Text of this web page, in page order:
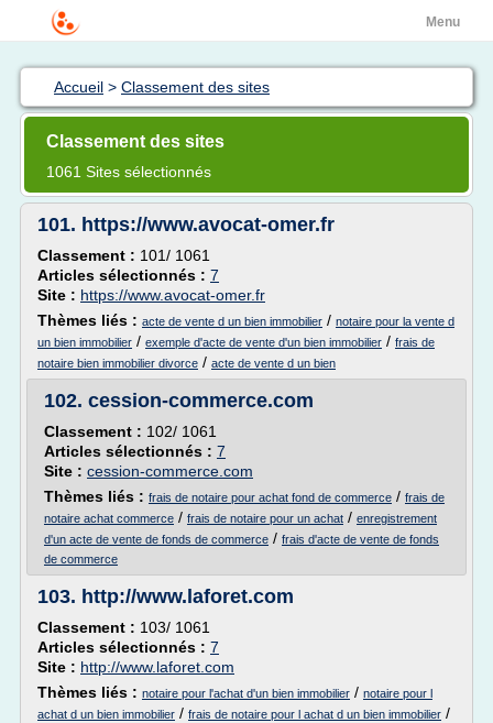
Menu
Accueil > Classement des sites
Classement des sites
1061 Sites sélectionnés
101. https://www.avocat-omer.fr
Classement : 101/ 1061
Articles sélectionnés : 7
Site : https://www.avocat-omer.fr
Thèmes liés : acte de vente d un bien immobilier / notaire pour la vente d
un bien immobilier / exemple d'acte de vente d'un bien immobilier / frais de
notaire bien immobilier divorce / acte de vente d un bien
102. cession-commerce.com
Classement : 102/ 1061
Articles sélectionnés : 7
Site : cession-commerce.com
Thèmes liés : frais de notaire pour achat fond de commerce / frais de
notaire achat commerce / frais de notaire pour un achat / enregistrement
d'un acte de vente de fonds de commerce / frais d'acte de vente de fonds
de commerce
103. http://www.laforet.com
Classement : 103/ 1061
Articles sélectionnés : 7
Site : http://www.laforet.com
Thèmes liés : notaire pour l'achat d'un bien immobilier / notaire pour l
achat d un bien immobilier / frais de notaire pour l achat d un bien immobilier /